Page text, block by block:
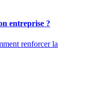
entreprise ?
renforcer la